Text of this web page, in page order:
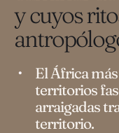
y cuyos
El África
territorios
arraigadas
territorio.